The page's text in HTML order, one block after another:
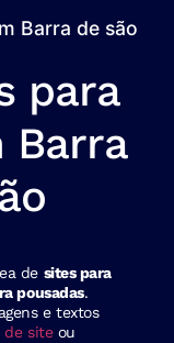
Barra de são
para
Barra
de sites para
pousadas.
e textos
de siteou